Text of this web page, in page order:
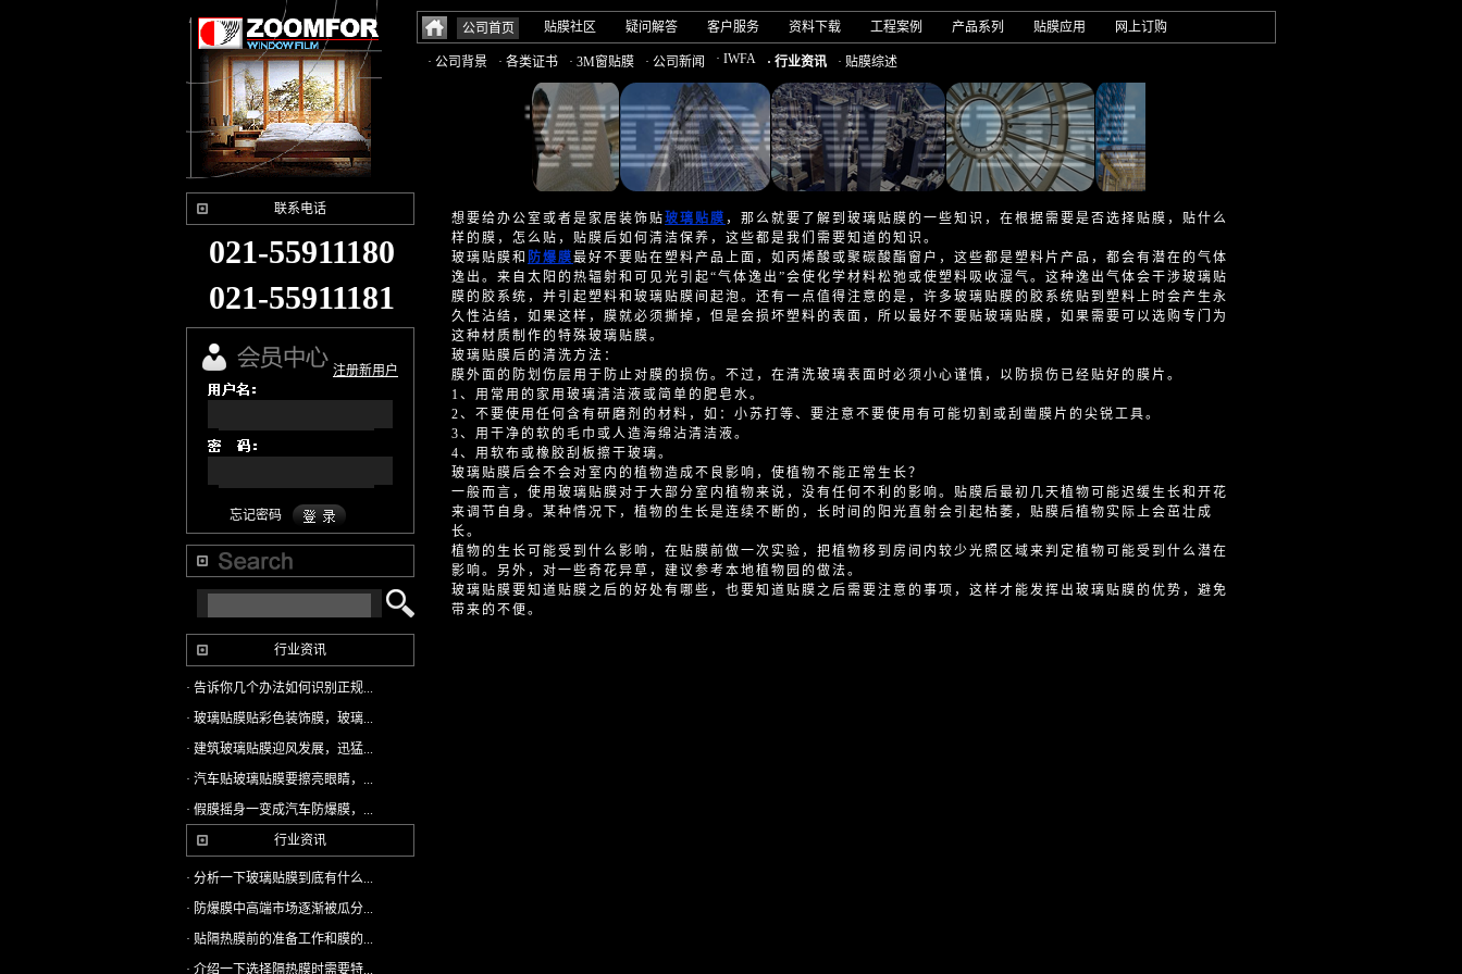
公司首页 贴膜社区 疑问解答 客户服务 资料下载 工程案例 产品系列 贴膜应用 网上订购
· 公司背景 · 各类证书 · 3M窗贴膜 · 公司新闻 · IWFA · 行业资讯 · 贴膜综述
联系电话
021-55911180
021-55911181
注册新用户
忘记密码
行业资讯
· 告诉你几个办法如何识别正规...
· 玻璃贴膜贴彩色装饰膜，玻璃...
· 建筑玻璃贴膜迎风发展，迅猛...
· 汽车贴玻璃贴膜要擦亮眼睛，...
· 假膜摇身一变成汽车防爆膜，...
行业资讯
· 分析一下玻璃贴膜到底有什么...
· 防爆膜中高端市场逐渐被瓜分...
· 贴隔热膜前的准备工作和膜的...
· 介绍一下选择隔热膜时需要特...
想要给办公室或者是家居装饰贴玻璃贴膜 ，那么就要了解到玻璃贴膜的一些知识，在根据需要是否选择贴膜，贴什么
样的膜，怎么贴，贴膜后如何清洁保养，这些都是我们需要知道的知识。
玻璃贴膜和 防爆膜最好不要贴在塑料产品上面，如丙烯酸或聚碳酸酯窗户，这些都是塑料片产品，都会有潜在的气体
逸出。来自太阳的热辐射和可见光引起“气体逸出”会使化学材料松弛或使塑料吸收湿气。这种逸出气体会干涉玻璃贴
膜的胶系统，并引起塑料和玻璃贴膜间起泡。还有一点值得注意的是，许多玻璃贴膜的胶系统贴到塑料上时会产生永
久性沾结，如果这样，膜就必须撕掉，但是会损坏塑料的表面，所以最好不要贴玻璃贴膜，如果需要可以选购专门为
这种材质制作的特殊玻璃贴膜。
玻璃贴膜后的清洗方法：
膜外面的防划伤层用于防止对膜的损伤。不过，在清洗玻璃表面时必须小心谨慎，以防损伤已经贴好的膜片。
1、用常用的家用玻璃清洁液或简单的肥皂水。
2、不要使用任何含有研磨剂的材料，如：小苏打等、要注意不要使用有可能切割或刮凿膜片的尖锐工具。
3、用干净的软的毛巾或人造海绵沾清洁液。
4、用软布或橡胶刮板擦干玻璃。
玻璃贴膜后会不会对室内的植物造成不良影响，使植物不能正常生长？
一般而言，使用玻璃贴膜对于大部分室内植物来说，没有任何不利的影响。贴膜后最初几天植物可能迟缓生长和开花
来调节自身。某种情况下，植物的生长是连续不断的，长时间的阳光直射会引起枯萎，贴膜后植物实际上会茁壮成
长。
植物的生长可能受到什么影响，在贴膜前做一次实验，把植物移到房间内较少光照区域来判定植物可能受到什么潜在
影响。另外，对一些奇花异草，建议参考本地植物园的做法。
玻璃贴膜要知道贴膜之后的好处有哪些，也要知道贴膜之后需要注意的事项，这样才能发挥出玻璃贴膜的优势，避免
带来的不便。